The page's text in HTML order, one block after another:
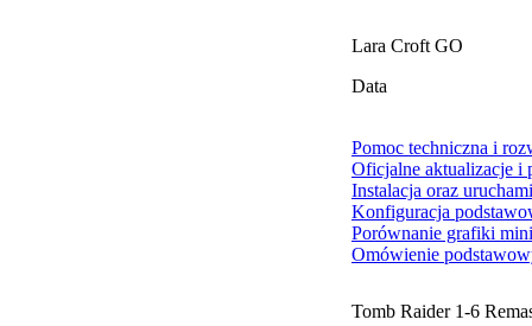
Lara Croft GO
Data
Pomoc techniczna i
Oficjalne aktualizacje i
Instalacja oraz
Konfiguracja
Porównanie grafiki
Omówienie
Tomb Raider 1-6